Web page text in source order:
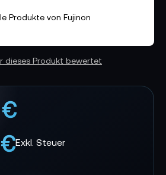
Produkte von Fujinon
dieses Produkt bewertet